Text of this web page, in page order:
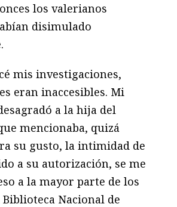
onces los valerianos
disimulado
mis investigaciones,
eran inaccesibles. Mi
a la hija del
mencionaba, quizá
su gusto, la intimidad de
a su autorización, se me
a la mayor parte de los
Nacional de